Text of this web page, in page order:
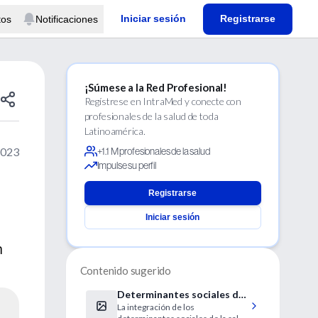
Notificaciones Iniciar sesión Registrarse
¡Súmese a la Red Profesional!
Regístrese en IntraMed y conecte con
profesionales de la salud de toda
Latinoamérica.
+1.1 M profesionales de la salud
Impulse su perfil
Registrarse
Iniciar sesión
Contenido sugerido
Determinantes sociales de
la salud
La integración de los